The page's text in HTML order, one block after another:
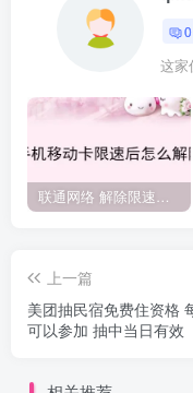
0
这家
联通网络 解除限速方法参考！畅享、畅玩、老白干等及其它地区自测了
上一篇
美团抽民宿免费住资格
可以参加 抽中当日有效